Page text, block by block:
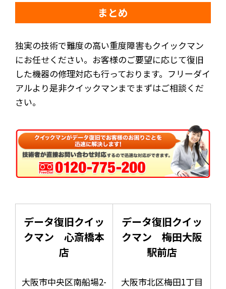
まとめ
独実の技術で難度の高い重度障害もクイックマン
にお任せください。お客様のご要望に応じて復旧
した機器の修理対応も行っております。フリーダイ
アルより是非クイックマンまでまずはご相談くだ
さい。
データ復旧クイッ
クマン 心斎橋本
店
大阪市中央区南船場2-
データ復旧クイッ
クマン 梅田大阪
駅前店
大阪市北区梅田1丁目